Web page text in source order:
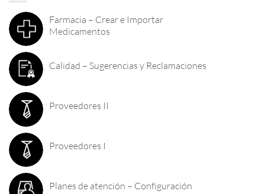
Farmacia – Crear e Importar
Medicamentos
Calidad – Sugerencias y Reclamaciones
Proveedores II
Proveedores I
Planes de atención – Configuración